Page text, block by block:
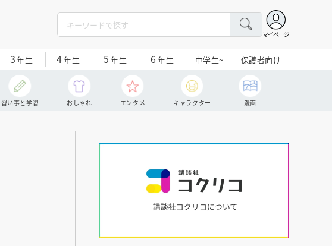
マイページ
3年生 4年生 5 年生 6年生 中学生~ 保護者向け
習い事と学習 おしゃれ エンタメ キャラクター 漫画